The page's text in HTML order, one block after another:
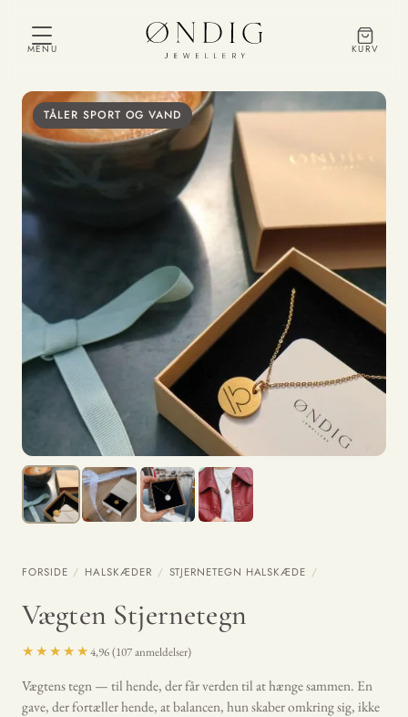
MENU KURV
TÅLER SPORT OG VAND
FORSIDE / HALSKÆDER / STJERNETEGN HALSKÆDE /
Vægten Stjernetegn
★★★★★4,96 (107 anmeldelser)
Vægtens tegn — til hende, der får verden til at hænge sammen. En
gave, der fortæller hende, at balancen, hun skaber omkring sig, ikke